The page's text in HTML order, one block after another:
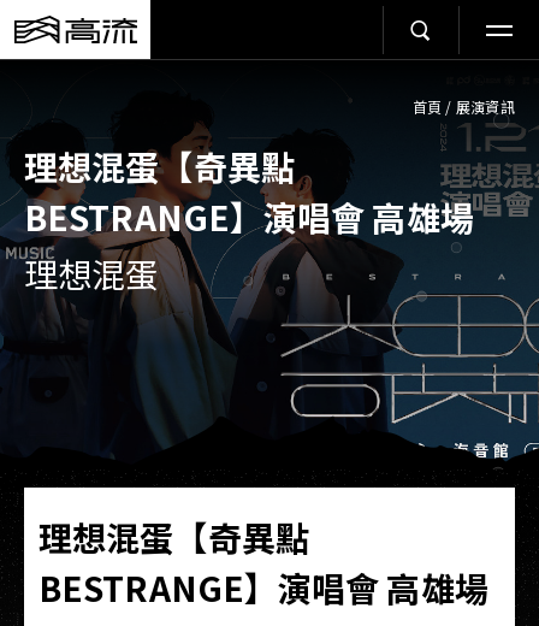
首頁 / 展演資訊
理想混蛋【奇異點
BESTRANGE】演唱會 高雄場
理想混蛋
理想混蛋【奇異點
BESTRANGE】演唱會 高雄場